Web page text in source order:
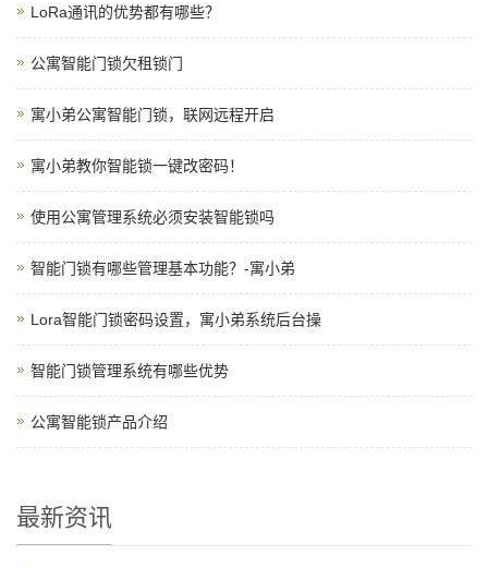
LoRa通讯的优势都有哪些？
公寓智能门锁欠租锁门
寓小弟公寓智能门锁，联网远程开启
寓小弟教你智能锁一键改密码！
使用公寓管理系统必须安装智能锁吗
智能门锁有哪些管理基本功能？-寓小弟
Lora智能门锁密码设置，寓小弟系统后台操
智能门锁管理系统有哪些优势
公寓智能锁产品介绍
最新资讯